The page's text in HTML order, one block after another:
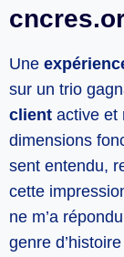
Une
sur un trio
client active et
dimensions
sent entendu,
cette
ne m’a
genre